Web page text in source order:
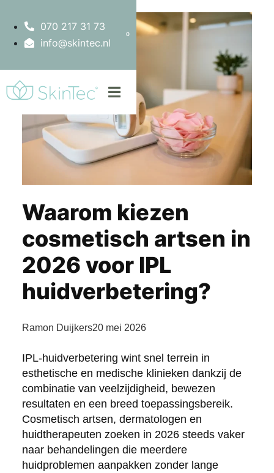
070 217 31 73
info@skintec.nl
0
Waarom kiezen
cosmetisch artsen in
2026 voor IPL
huidverbetering?
Ramon Duijkers20 mei 2026
IPL-huidverbetering wint snel terrein in
esthetische en medische klinieken dankzij de
combinatie van veelzijdigheid, bewezen
resultaten en een breed toepassingsbereik.
Cosmetisch artsen, dermatologen en
huidtherapeuten zoeken in 2026 steeds vaker
naar behandelingen die meerdere
huidproblemen aanpakken zonder lange